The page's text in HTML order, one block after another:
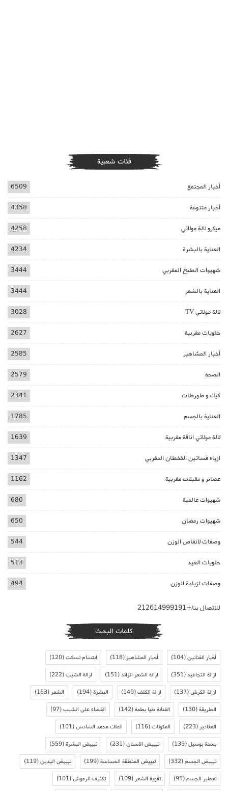
فئات شعبية
أخبار المجتمع 6509
أخبار متنوعة 4358
ميكرو لالة مولاتي 4258
العناية بالبشرة 4234
شهيوات الطبخ المغربي 3444
العناية بالشعر 3444
لالة مولاتي TV 3028
حلويات مغربية 2627
أخبار المشاهير 2585
الصحة 2579
كيك و طورطات 2341
العناية بالجسم 1785
لالة مولاتي اناقة مغربية 1639
ازياء فساتين القفطان المغربي 1347
عصائر و مقبلات مغربية 1162
شهيوات عالمية 680
شهيوات رمضان 650
وصفات لانقاص الوزن 544
حلويات العيد 513
وصفات لزيادة الوزن 494
للاتصال بنا+212614999191
كلمات البحث
أخبار الفنانين(104) أخبار المشاهير(118) ابتسام تسكت(120)
ازالة التجاعيد(351) ازالة الشعر الزائد(151) ازالة الشيب(222)
ازالة الكرش(137) ازالة الكلف(140) البشرة(194) الشعر(163)
الطريقة(130) الفنانة دنيا بطمة(142) القضاء على الشيب(97)
المقادير(223) المكونات(116) الملك محمد السادس(101)
بسمة بوسيل(139) تبييض الاسنان(231) تبييض البشرة(559)
تبييض الجسم(332) تبييض المنطقة الحساسة(199) تبييض اليدين(119)
تعطير الجسم(95) تقوية الشعر(109) تكثيف الرموش(101)